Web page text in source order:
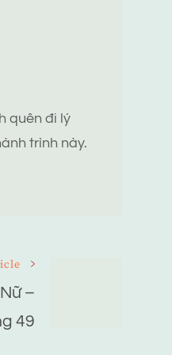
quên đi lý
trình này.
–
49